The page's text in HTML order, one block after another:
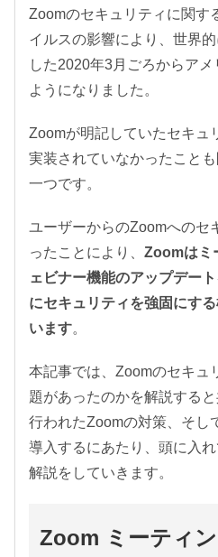
Zoomのセキュリティに関す
イルスの影響により、世界
した2020年3月ごろからア
ようになりました。
Zoomが明記していたセキュ
実装されていなかったこと
一つです。
ユーザーからのZoomへのセ
ったことにより、 Zoomはミ
ェビナー機能のアップデー
にセキュリティを強固にす
います。
本記事では、Zoomのセキュ
題があったのかを解説する
行われたZoomの対策、そし
導入するにあたり、頭に入
解説をしていきます。
Zoom ミーティ